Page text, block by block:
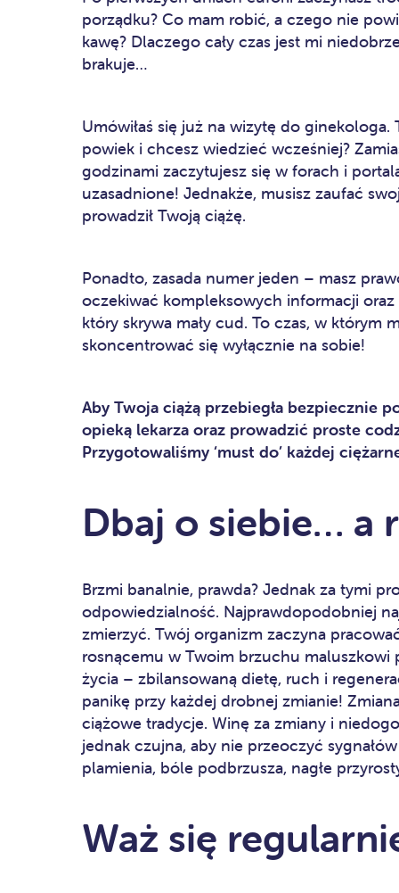
porządku? Co mam robić, a czego nie
kawę? Dlaczego cały czas jest mi
brakuje…
Umówiłaś się już na wizytę do
powiek i chcesz wiedzieć wcześniej?
godzinami zaczytujesz się w forach i
uzasadnione! Jednakże, musisz zaufać
prowadził Twoją ciążę.
Ponadto, zasada numer jeden – masz
oczekiwać kompleksowych informacji
który skrywa mały cud. To czas, w którym
skoncentrować się wyłącznie na sobie!
Aby Twoja ciążą przebiegła bezpiecznie
opieką lekarza oraz prowadzić proste
Przygotowaliśmy ‘must do’ każdej
Dbaj o siebie… a
Brzmi banalnie, prawda? Jednak za tymi
odpowiedzialność. Najprawdopodobniej
zmierzyć. Twój organizm zaczyna
rosnącemu w Twoim brzuchu maluszkowi
życia – zbilansowaną dietę, ruch i
panikę przy każdej drobnej zmianie!
ciążowe tradycje. Winę za zmiany i
jednak czujna, aby nie przeoczyć
plamienia, bóle podbrzusza, nagłe
Waż się